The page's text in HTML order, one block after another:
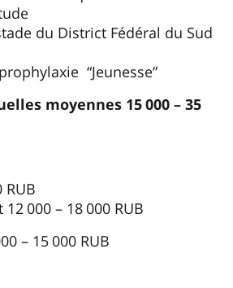
du District Fédéral du Sud
“Jeunesse”
moyennes 15 000 – 35
000 – 18 000 RUB
– 15 000 RUB